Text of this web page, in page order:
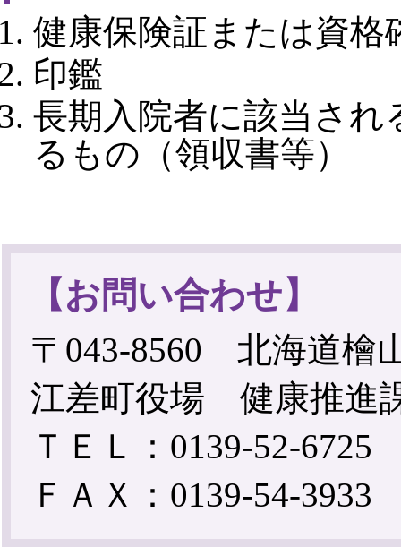
健康保険証または資格
印鑑
長期入院者に該当さ
るもの（領収書等）
【お問い合わせ】
〒043-8560 北海道檜
江差町役場 健康推進
ＴＥＬ：0139-52-6725
ＦＡＸ：0139-54-3933